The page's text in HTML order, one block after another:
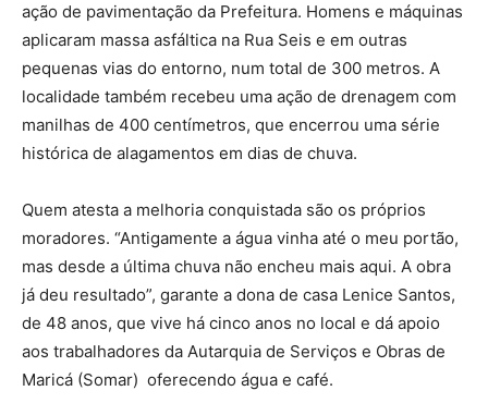
ação de pavimentação da Prefeitura. Homens e máquinas
aplicaram massa asfáltica na Rua Seis e em outras
pequenas vias do entorno, num total de 300 metros. A
localidade também recebeu uma ação de drenagem com
manilhas de 400 centímetros, que encerrou uma série
histórica de alagamentos em dias de chuva.
Quem atesta a melhoria conquistada são os próprios
moradores. “Antigamente a água vinha até o meu portão,
mas desde a última chuva não encheu mais aqui. A obra
já deu resultado”, garante a dona de casa Lenice Santos,
de 48 anos, que vive há cinco anos no local e dá apoio
aos trabalhadores da Autarquia de Serviços e Obras de
Maricá (Somar) oferecendo água e café.